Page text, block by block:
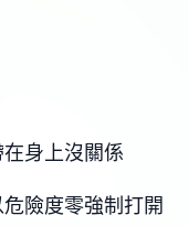
身上沒關係
險度零強制打開